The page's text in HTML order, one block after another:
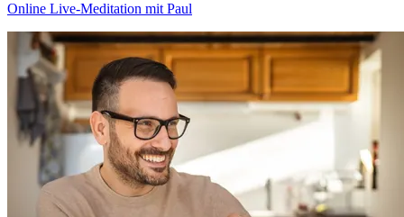
Online Live-Meditation mit Paul